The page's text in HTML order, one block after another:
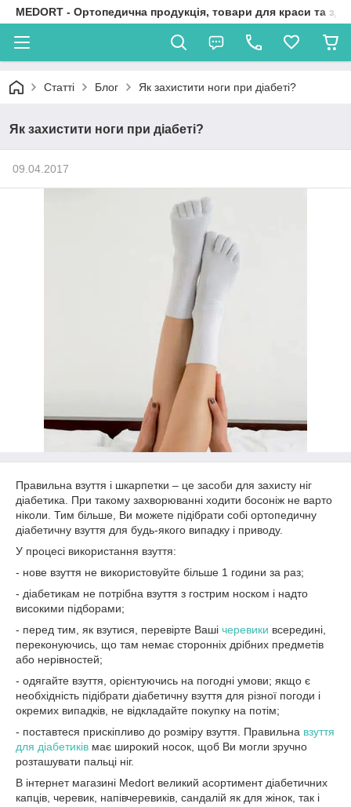
MEDORT - Ортопедична продукція, товари для краси та
Статті Блог Як захистити ноги при діабеті?
Як захистити ноги при діабеті?
09.04.2017
Правильна взуття і шкарпетки – це засоби для захисту ніг
діабетика. При такому захворюванні ходити босоніж не варто
ніколи. Тим більше, Ви можете підібрати собі ортопедичну
діабетичну взуття для будь-якого випадку і приводу.
У процесі використання взуття:
- нове взуття не використовуйте більше 1 години за раз;
- діабетикам не потрібна взуття з гострим носком і надто
високими підборами;
- перед тим, як взутися, перевірте Ваші черевики всередині,
переконуючись, що там немає сторонніх дрібних предметів
або нерівностей;
- одягайте взуття, орієнтуючись на погодні умови; якщо є
необхідність підібрати діабетичну взуття для різної погоди і
окремих випадків, не відкладайте покупку на потім;
- поставтеся прискіпливо до розміру взуття. Правильна взуття
для діабетиків має широкий носок, щоб Ви могли зручно
розташувати пальці ніг.
В інтернет магазині Medort великий асортимент діабетичних
капців, черевик, напівчеревиків, сандалій як для жінок, так і